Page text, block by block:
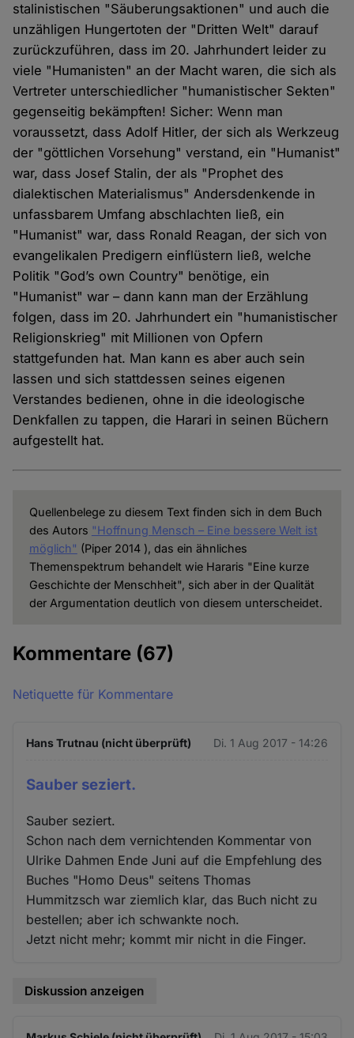
stalinistischen "Säuberungsaktionen" und auch die
unzähligen Hungertoten der "Dritten Welt" darauf
zurückzuführen, dass im 20. Jahrhundert leider zu
viele "Humanisten" an der Macht waren, die sich als
Vertreter unterschiedlicher "humanistischer Sekten"
gegenseitig bekämpften! Sicher: Wenn man
voraussetzt, dass Adolf Hitler, der sich als Werkzeug
der "göttlichen Vorsehung" verstand, ein "Humanist"
war, dass Josef Stalin, der als "Prophet des
dialektischen Materialismus" Andersdenkende in
unfassbarem Umfang abschlachten ließ, ein
"Humanist" war, dass Ronald Reagan, der sich von
evangelikalen Predigern einflüstern ließ, welche
Politik "God’s own Country" benötige, ein
"Humanist" war – dann kann man der Erzählung
folgen, dass im 20. Jahrhundert ein "humanistischer
Religionskrieg" mit Millionen von Opfern
stattgefunden hat. Man kann es aber auch sein
lassen und sich stattdessen seines eigenen
Verstandes bedienen, ohne in die ideologische
Denkfallen zu tappen, die Harari in seinen Büchern
aufgestellt hat.
Quellenbelege zu diesem Text finden sich in dem Buch
des Autors "Hoffnung Mensch – Eine bessere Welt ist
möglich" (Piper 2014 ), das ein ähnliches
Themenspektrum behandelt wie Hararis "Eine kurze
Geschichte der Menschheit", sich aber in der Qualität
der Argumentation deutlich von diesem unterscheidet.
Kommentare (67)
Netiquette für Kommentare
Hans Trutnau (nicht überprüft) Di. 1 Aug 2017 - 14:26
Sauber seziert.
Sauber seziert.
Schon nach dem vernichtenden Kommentar von
Ulrike Dahmen Ende Juni auf die Empfehlung des
Buches "Homo Deus" seitens Thomas
Hummitzsch war ziemlich klar, das Buch nicht zu
bestellen; aber ich schwankte noch.
Jetzt nicht mehr; kommt mir nicht in die Finger.
Diskussion anzeigen